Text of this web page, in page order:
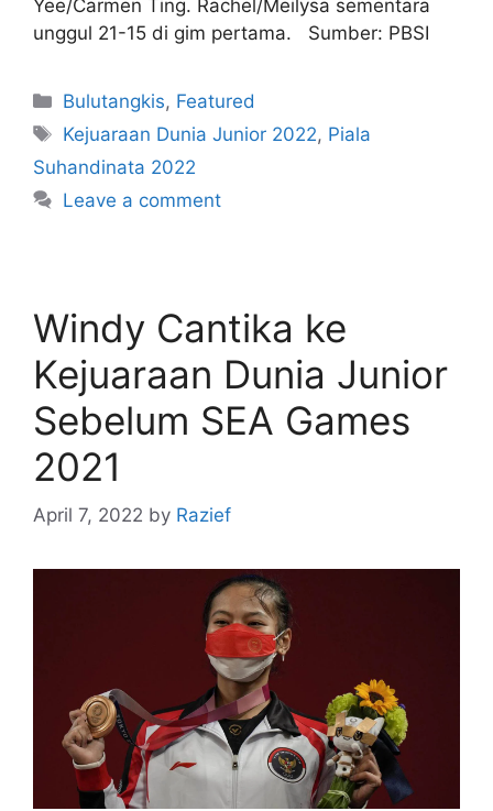
Yee/Carmen Ting. Rachel/Meilysa sementara
unggul 21-15 di gim pertama. Sumber: PBSI
Bulutangkis, Featured
Kejuaraan Dunia Junior 2022, Piala
Suhandinata 2022
Leave a comment
Windy Cantika ke
Kejuaraan Dunia Junior
Sebelum SEA Games
2021
April 7, 2022 by Razief